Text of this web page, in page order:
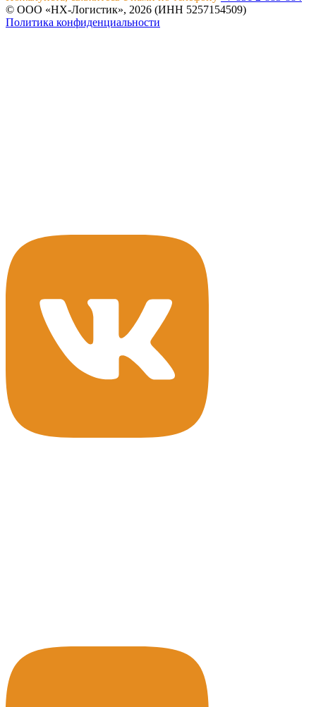
© ООО «НХ-Логистик», 2026 (ИНН 5257154509)
Политика конфиденциальности